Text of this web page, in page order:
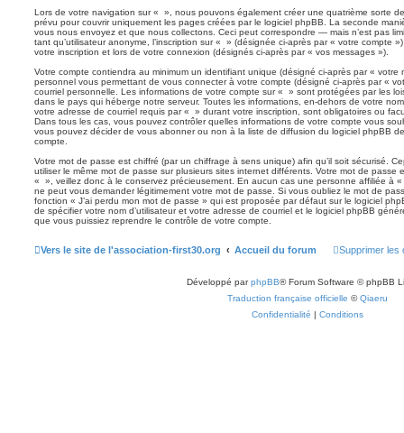
Lors de votre navigation sur « », nous pouvons également créer une quatrième sorte
prévu pour couvrir uniquement les pages créées par le logiciel phpBB. La seconde
vous nous envoyez et que nous collectons. Ceci peut correspondre — mais n’est pas
tant qu’utilisateur anonyme, l’inscription sur « » (désignée ci-après par « votre compte
votre inscription et lors de votre connexion (désignés ci-après par « vos messages »).
Votre compte contiendra au minimum un identifiant unique (désigné ci-après par « votre
personnel vous permettant de vous connecter à votre compte (désigné ci-après par «
courriel personnelle. Les informations de votre compte sur « » sont protégées par les
dans le pays qui héberge notre serveur. Toutes les informations, en-dehors de votre
votre adresse de courriel requis par « » durant votre inscription, sont obligatoires ou
Dans tous les cas, vous pouvez contrôler quelles informations de votre compte vous
vous pouvez décider de vous abonner ou non à la liste de diffusion du logiciel phpBB
compte.
Votre mot de passe est chiffré (par un chiffrage à sens unique) afin qu’il soit sécurisé.
utiliser le même mot de passe sur plusieurs sites internet différents. Votre mot de passe
« », veillez donc à le conservez précieusement. En aucun cas une personne affiliée à
ne peut vous demander légitimement votre mot de passe. Si vous oubliez le mot de
fonction « J’ai perdu mon mot de passe » qui est proposée par défaut sur le logiciel
de spécifier votre nom d’utilisateur et votre adresse de courriel et le logiciel phpBB
que vous puissiez reprendre le contrôle de votre compte.
Vers le site de l'association-first30.org Accueil du forum Supprimer les
Développé parphpBB® Forum Software © phpBB
Traduction française officielle ©Qiaeru
Confidentialité | Conditions